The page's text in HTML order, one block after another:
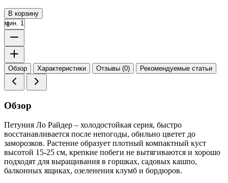
В корзину
мин. 1
Обзор Характеристики Отзывы (0) Рекомендуемые статьи
Обзор
Петуния Ло Райдер – холодостойкая серия, быстро
восстанавливается после непогоды, обильно цветет до
заморозков. Растение образует плотный компактный куст
высотой 15-25 см, крепкие побеги не вытягиваются и хорошо
подходят для выращивания в горшках, садовых кашпо,
балконных ящиках, озеленения клумб и бордюров.